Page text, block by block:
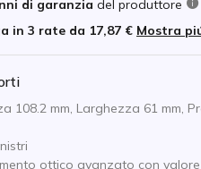
di garanzia del produttore
in 3 rate da 17,87 € Mostra
108.2 mm, Larghezza 61 mm,
ottico avanzato con